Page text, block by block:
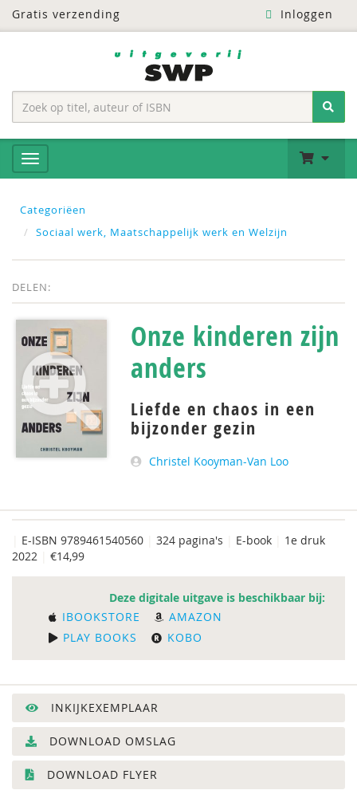
Gratis verzending Inloggen
Categoriëen
Sociaal werk, Maatschappelijk werk en Welzijn
DELEN:
Onze kinderen zijn
anders
Liefde en chaos in een
bijzonder gezin
Christel Kooyman-Van Loo
E-ISBN 9789461540560 324 pagina's E-book
1e druk
2022
€14,99
Deze digitale uitgave is beschikbaar bij:
IBOOKSTORE
AMAZON
PLAY BOOKS
KOBO
INKIJKEXEMPLAAR
DOWNLOAD OMSLAG
DOWNLOAD FLYER